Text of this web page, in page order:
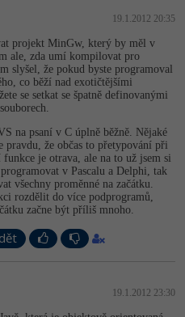
19.1.2012 20:35
projekt MinGw, který by měl v
ale, zda umí kompilovat pro
slyšel, že pokud byste programoval
co běží nad exotičtějšími
se setkat se špatně definovanými
na psaní v C úplně běžně. Nějaké
pravdu, že občas to přetypování při
je otrava, ale na to už jsem si
v Pascalu a Delphi, tak
všechny proměnné na začátku.
rozdělit do více podprogramů,
začne být příliš mnoho.
19.1.2012 23:30